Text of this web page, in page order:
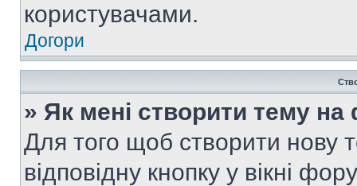
користувачами.
Догори
» Як мені створити тему на
Для того щоб створити нову
відповідну кнопку у вікні